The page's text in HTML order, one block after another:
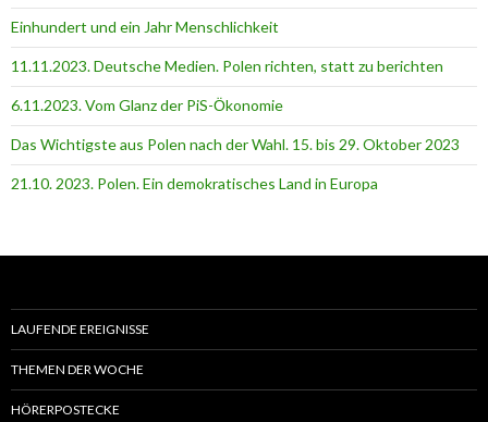
Einhundert und ein Jahr Menschlichkeit
11.11.2023. Deutsche Medien. Polen richten, statt zu berichten
6.11.2023. Vom Glanz der PiS-Ӧkonomie
Das Wichtigste aus Polen nach der Wahl. 15. bis 29. Oktober 2023
21.10. 2023. Polen. Ein demokratisches Land in Europa
LAUFENDE EREIGNISSE
THEMEN DER WOCHE
HÖRERPOSTECKE